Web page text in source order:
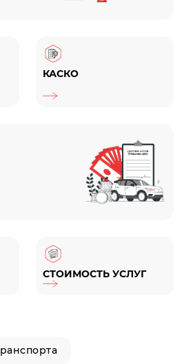
КАСКО
СТОИМОСТЬ УСЛУГ